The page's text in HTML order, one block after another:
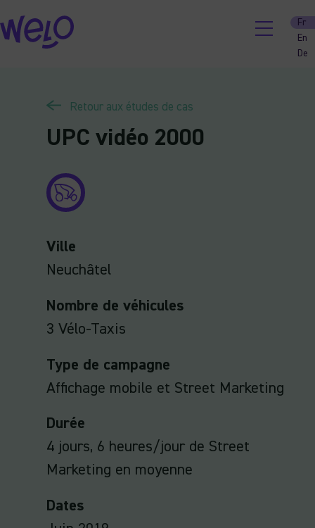
Skip
to
content
Fr
En
De
Retour aux études de cas
UPC vidéo 2000
Ville
Neuchâtel
Nombre de véhicules
3 Vélo-Taxis
Type de campagne
Affichage mobile et Street Marketing
Durée
4 jours, 6 heures/jour de Street
Marketing en moyenne
Dates